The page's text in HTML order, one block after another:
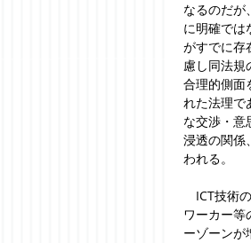
なるのだが
に明確では
がすでに存
慮し同法規
合理的側面
れた法理で
な交渉・意
浸透の関係
われる。
ICT技術
ワーカー等
ーゾーンが